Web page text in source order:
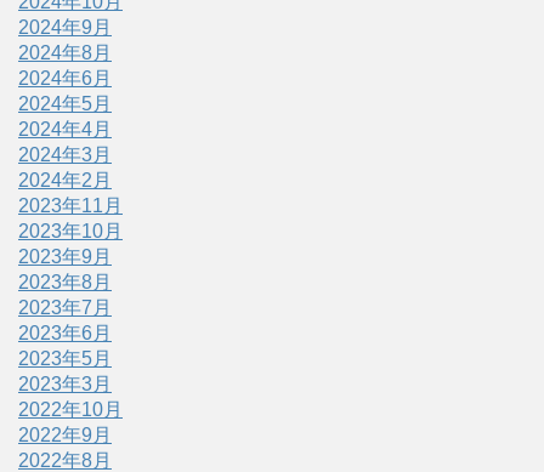
2024年9月
2024年8月
2024年6月
2024年5月
2024年4月
2024年3月
2024年2月
2023年11月
2023年10月
2023年9月
2023年8月
2023年7月
2023年6月
2023年5月
2023年3月
2022年10月
2022年9月
2022年8月